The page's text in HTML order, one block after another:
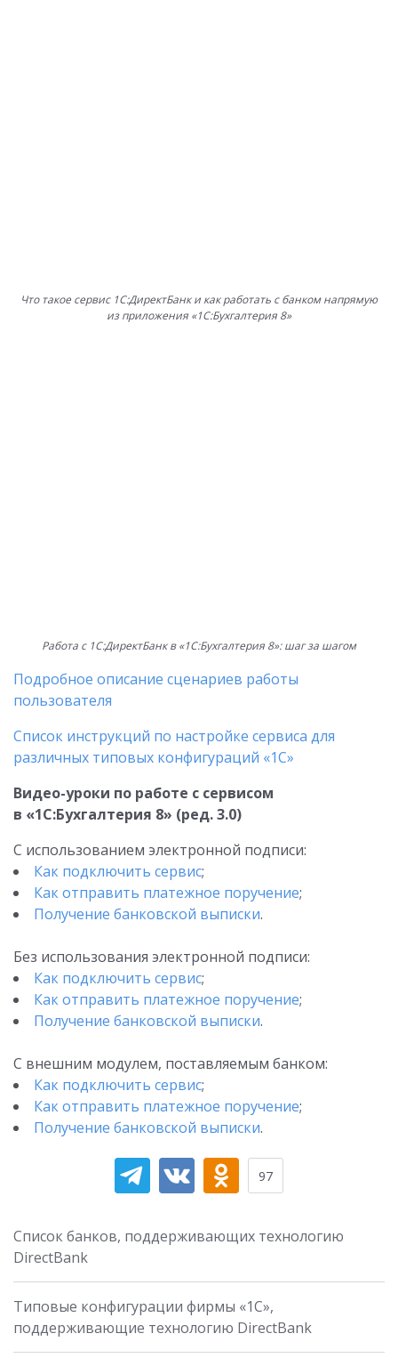
Что такое сервис 1С:ДиректБанк и как работать с банком напрямую
из приложения «1С:Бухгалтерия 8»
Работа с 1С:ДиректБанк в «1С:Бухгалтерия 8»: шаг за шагом
Подробное описание сценариев работы
пользователя
Список инструкций по настройке сервиса для
различных типовых конфигураций «1С»
Видео-уроки по работе с сервисом
в «1С:Бухгалтерия 8» (ред. 3.0)
С использованием электронной подписи:
Как подключить сервис;
Как отправить платежное поручение;
Получение банковской выписки.
Без использования электронной подписи:
Как подключить сервис;
Как отправить платежное поручение;
Получение банковской выписки.
С внешним модулем, поставляемым банком:
Как подключить сервис;
Как отправить платежное поручение;
Получение банковской выписки.
97
Список банков, поддерживающих технологию
DirectBank
Типовые конфигурации фирмы «1С»,
поддерживающие технологию DirectBank